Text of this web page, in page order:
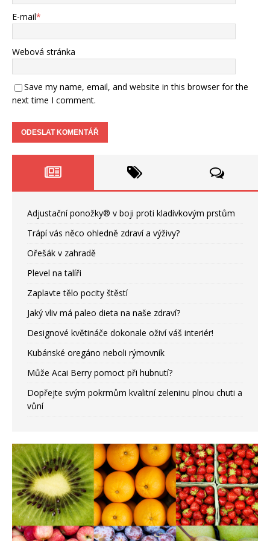
E-mail*
Webová stránka
Save my name, email, and website in this browser for the
next time I comment.
Adjustační ponožky® v boji proti kladívkovým prstům
Trápí vás něco ohledně zdraví a výživy?
Ořešák v zahradě
Plevel na talíři
Zaplavte tělo pocity štěstí
Jaký vliv má paleo dieta na naše zdraví?
Designové květináče dokonale oživí váš interiér!
Kubánské oregáno neboli rýmovník
Může Acai Berry pomoct při hubnutí?
Dopřejte svým pokrmům kvalitní zeleninu plnou chuti a
vůní